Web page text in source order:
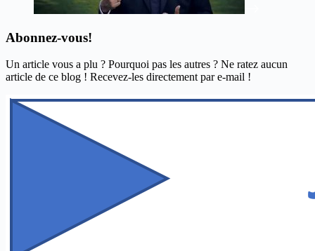
Abonnez-vous!
Un article vous a plu ? Pourquoi pas les autres ? Ne ratez aucun
article de ce blog ! Recevez-les directement par e-mail !